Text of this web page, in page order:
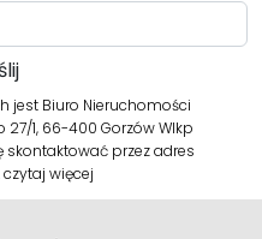
jest Biuro Nieruchomości
1, 66-400 Gorzów Wlkp
skontaktować przez adres
czytaj więcej